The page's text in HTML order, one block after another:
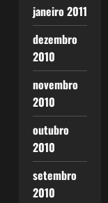
janeiro 2011
dezembro
2010
novembro
2010
outubro
2010
setembro
2010